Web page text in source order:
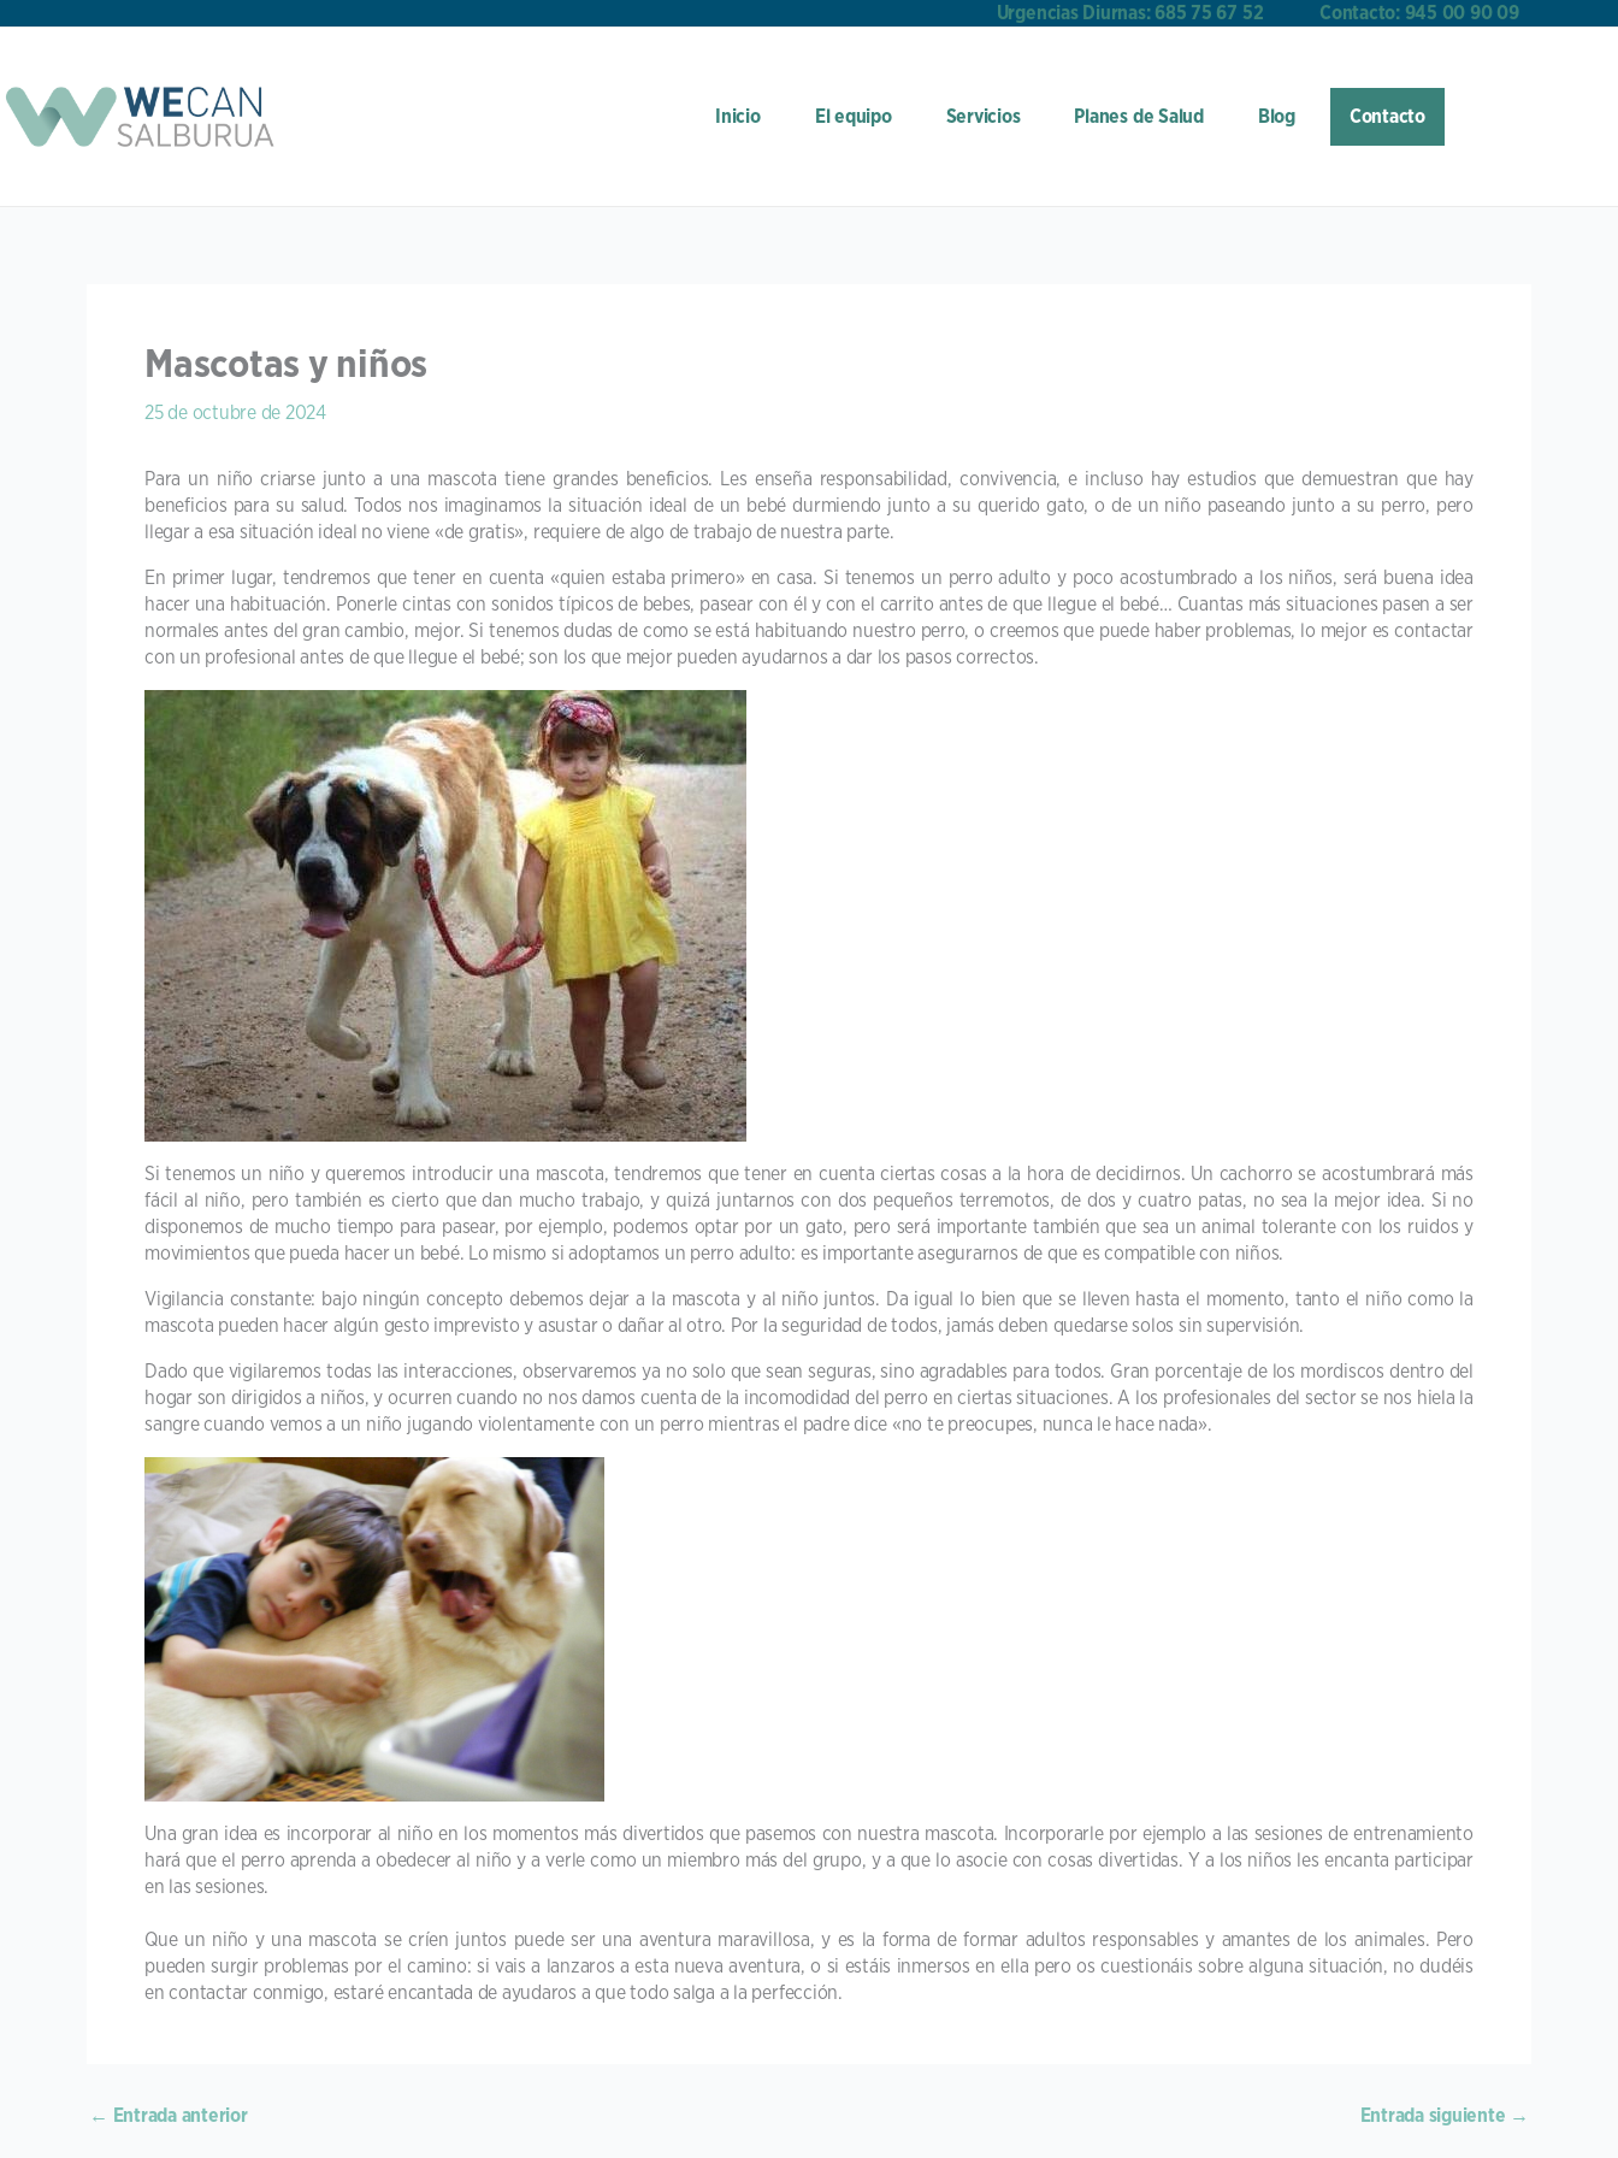
Urgencias Diurnas: 685 75 67 52 Contacto: 945 00 90 09
Inicio El equipo Servicios Planes de Salud Blog Contacto
Mascotas y niños
25 de octubre de 2024
Para un niño criarse junto a una mascota tiene grandes beneficios. Les enseña responsabilidad, convivencia, e incluso hay estudios que demuestran que hay
beneficios para su salud. Todos nos imaginamos la situación ideal de un bebé durmiendo junto a su querido gato, o de un niño paseando junto a su perro, pero
llegar a esa situación ideal no viene «de gratis», requiere de algo de trabajo de nuestra parte.
En primer lugar, tendremos que tener en cuenta «quien estaba primero» en casa. Si tenemos un perro adulto y poco acostumbrado a los niños, será buena idea
hacer una habituación. Ponerle cintas con sonidos típicos de bebes, pasear con él y con el carrito antes de que llegue el bebé… Cuantas más situaciones pasen a ser
normales antes del gran cambio, mejor. Si tenemos dudas de como se está habituando nuestro perro, o creemos que puede haber problemas, lo mejor es contactar
con un profesional antes de que llegue el bebé; son los que mejor pueden ayudarnos a dar los pasos correctos.
Si tenemos un niño y queremos introducir una mascota, tendremos que tener en cuenta ciertas cosas a la hora de decidirnos. Un cachorro se acostumbrará más
fácil al niño, pero también es cierto que dan mucho trabajo, y quizá juntarnos con dos pequeños terremotos, de dos y cuatro patas, no sea la mejor idea. Si no
disponemos de mucho tiempo para pasear, por ejemplo, podemos optar por un gato, pero será importante también que sea un animal tolerante con los ruidos y
movimientos que pueda hacer un bebé. Lo mismo si adoptamos un perro adulto: es importante asegurarnos de que es compatible con niños.
Vigilancia constante: bajo ningún concepto debemos dejar a la mascota y al niño juntos. Da igual lo bien que se lleven hasta el momento, tanto el niño como la
mascota pueden hacer algún gesto imprevisto y asustar o dañar al otro. Por la seguridad de todos, jamás deben quedarse solos sin supervisión.
Dado que vigilaremos todas las interacciones, observaremos ya no solo que sean seguras, sino agradables para todos. Gran porcentaje de los mordiscos dentro del
hogar son dirigidos a niños, y ocurren cuando no nos damos cuenta de la incomodidad del perro en ciertas situaciones. A los profesionales del sector se nos hiela la
sangre cuando vemos a un niño jugando violentamente con un perro mientras el padre dice «no te preocupes, nunca le hace nada».
Una gran idea es incorporar al niño en los momentos más divertidos que pasemos con nuestra mascota. Incorporarle por ejemplo a las sesiones de entrenamiento
hará que el perro aprenda a obedecer al niño y a verle como un miembro más del grupo, y a que lo asocie con cosas divertidas. Y a los niños les encanta participar
en las sesiones.
Que un niño y una mascota se críen juntos puede ser una aventura maravillosa, y es la forma de formar adultos responsables y amantes de los animales. Pero
pueden surgir problemas por el camino: si vais a lanzaros a esta nueva aventura, o si estáis inmersos en ella pero os cuestionáis sobre alguna situación, no dudéis
en contactar conmigo, estaré encantada de ayudaros a que todo salga a la perfección.
← Entrada anterior Entrada siguiente →